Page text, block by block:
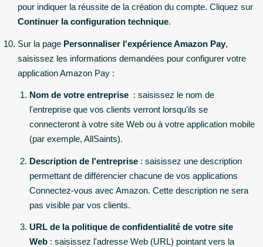
pour indiquer la réussite de la création du compte. Cliquez sur
Continuer la configuration technique.
Sur la page Personnaliser l'expérience Amazon Pay,
saisissez les informations demandées pour configurer votre
application Amazon Pay :
Nom de votre entreprise : saisissez le nom de
l'entreprise que vos clients verront lorsqu'ils se
connecteront à votre site Web ou à votre application mobile
(par exemple, AllSaints).
Description de l'entreprise : saisissez une description
permettant de différencier chacune de vos applications
Connectez-vous avec Amazon. Cette description ne sera
pas visible par vos clients.
URL de la politique de confidentialité de votre site
Web : saisissez l'adresse Web (URL) pointant vers la